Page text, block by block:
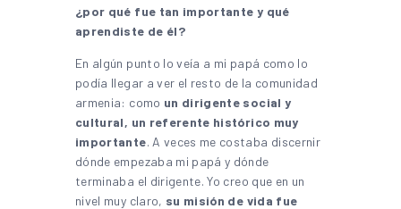
¿por qué fue tan importante y qué
aprendiste de él?
En algún punto lo veía a mi papá como lo
podía llegar a ver el resto de la comunidad
armenia: como un dirigente social y
cultural, un referente histórico muy
importante. A veces me costaba discernir
dónde empezaba mi papá y dónde
terminaba el dirigente. Yo creo que en un
nivel muy claro, su misión de vida fue